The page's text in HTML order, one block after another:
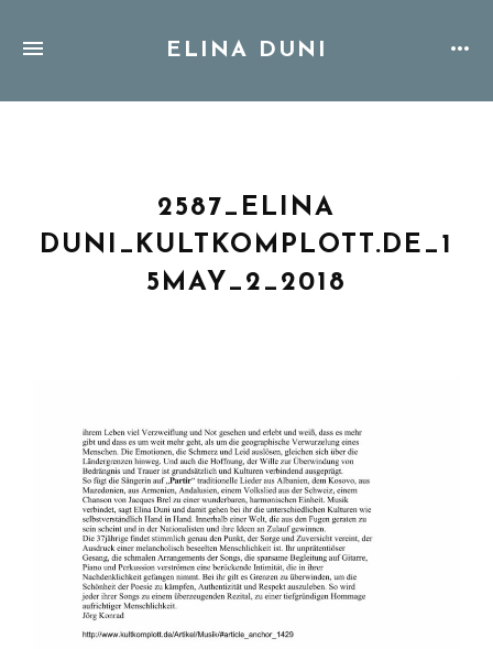
ELINA DUNI
2587_ELINA
DUNI_KULTKOMPLOTT.DE_1
5MAY_2_2018